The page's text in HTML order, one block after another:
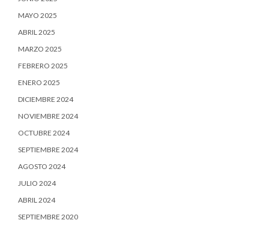
MAYO 2025
ABRIL 2025
MARZO 2025
FEBRERO 2025
ENERO 2025
DICIEMBRE 2024
NOVIEMBRE 2024
OCTUBRE 2024
SEPTIEMBRE 2024
AGOSTO 2024
JULIO 2024
ABRIL 2024
SEPTIEMBRE 2020